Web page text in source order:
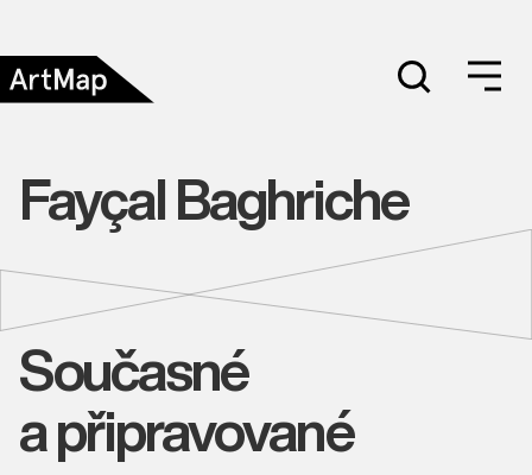
Fayçal Baghriche
Současné
a připravované